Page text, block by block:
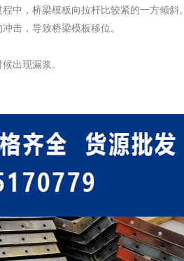
中，桥梁模板向拉杆比较紧的一方倾斜。
击，导致桥梁模板移位。
出现漏浆。